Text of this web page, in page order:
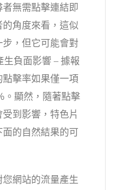
無需點擊連結即
角度來看，這似
，但它可能會對
生負面影響 – 據報
擊率如果僅一項
顯然，隨著點擊
到影響，特色片
的自然結果的可
網站的流量產生